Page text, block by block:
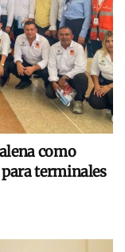
como
terminales